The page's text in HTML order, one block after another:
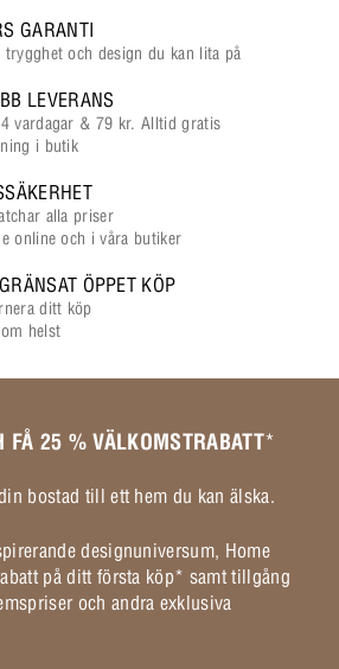
GARANTI
trygghet och design du kan lita på
LEVERANS
vardagar & 79 kr. Alltid gratis
i butik
alla priser
online och i våra butiker
ÖPPET KÖP
ditt köp
helst
FÅ 25 % VÄLKOMSTRABATT*
bostad till ett hem du kan älska.
designuniversum, Home
på ditt första köp* samt tillgång
och andra exklusiva